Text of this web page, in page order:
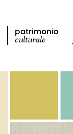
patrimonio
culturale